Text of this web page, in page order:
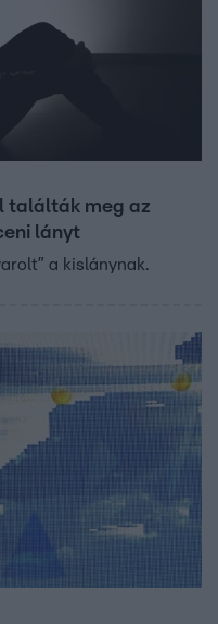
találták meg az
lányt
a kislánynak.